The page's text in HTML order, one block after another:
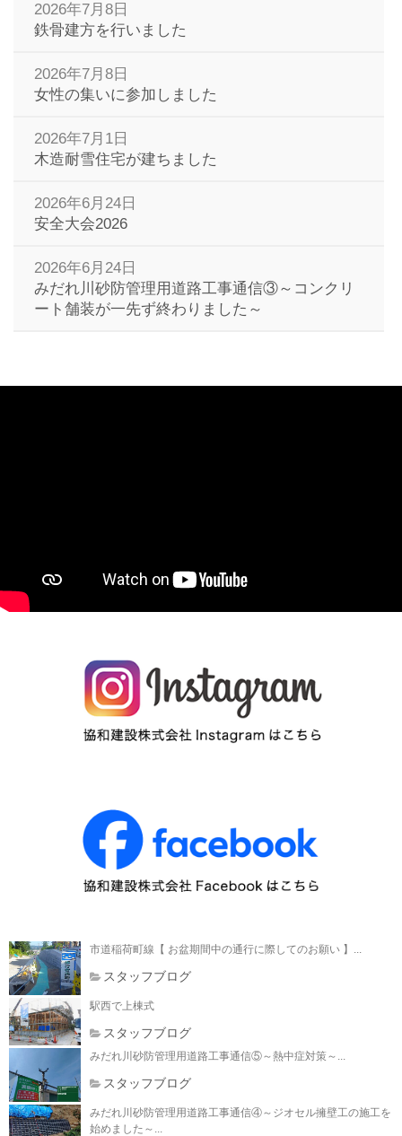
2026年7月8日
鉄骨建方を行いました
2026年7月8日
女性の集いに参加しました
2026年7月1日
木造耐雪住宅が建ちました
2026年6月24日
安全大会2026
2026年6月24日
みだれ川砂防管理用道路工事通信③～コンクリ
ート舗装が一先ず終わりました～
市道稲荷町線【 お盆期間中の通行に際してのお願い 】...
スタッフブログ
駅西で上棟式
スタッフブログ
みだれ川砂防管理用道路工事通信⑤～熱中症対策～...
スタッフブログ
みだれ川砂防管理用道路工事通信④～ジオセル擁壁工の施工を
始めました～...